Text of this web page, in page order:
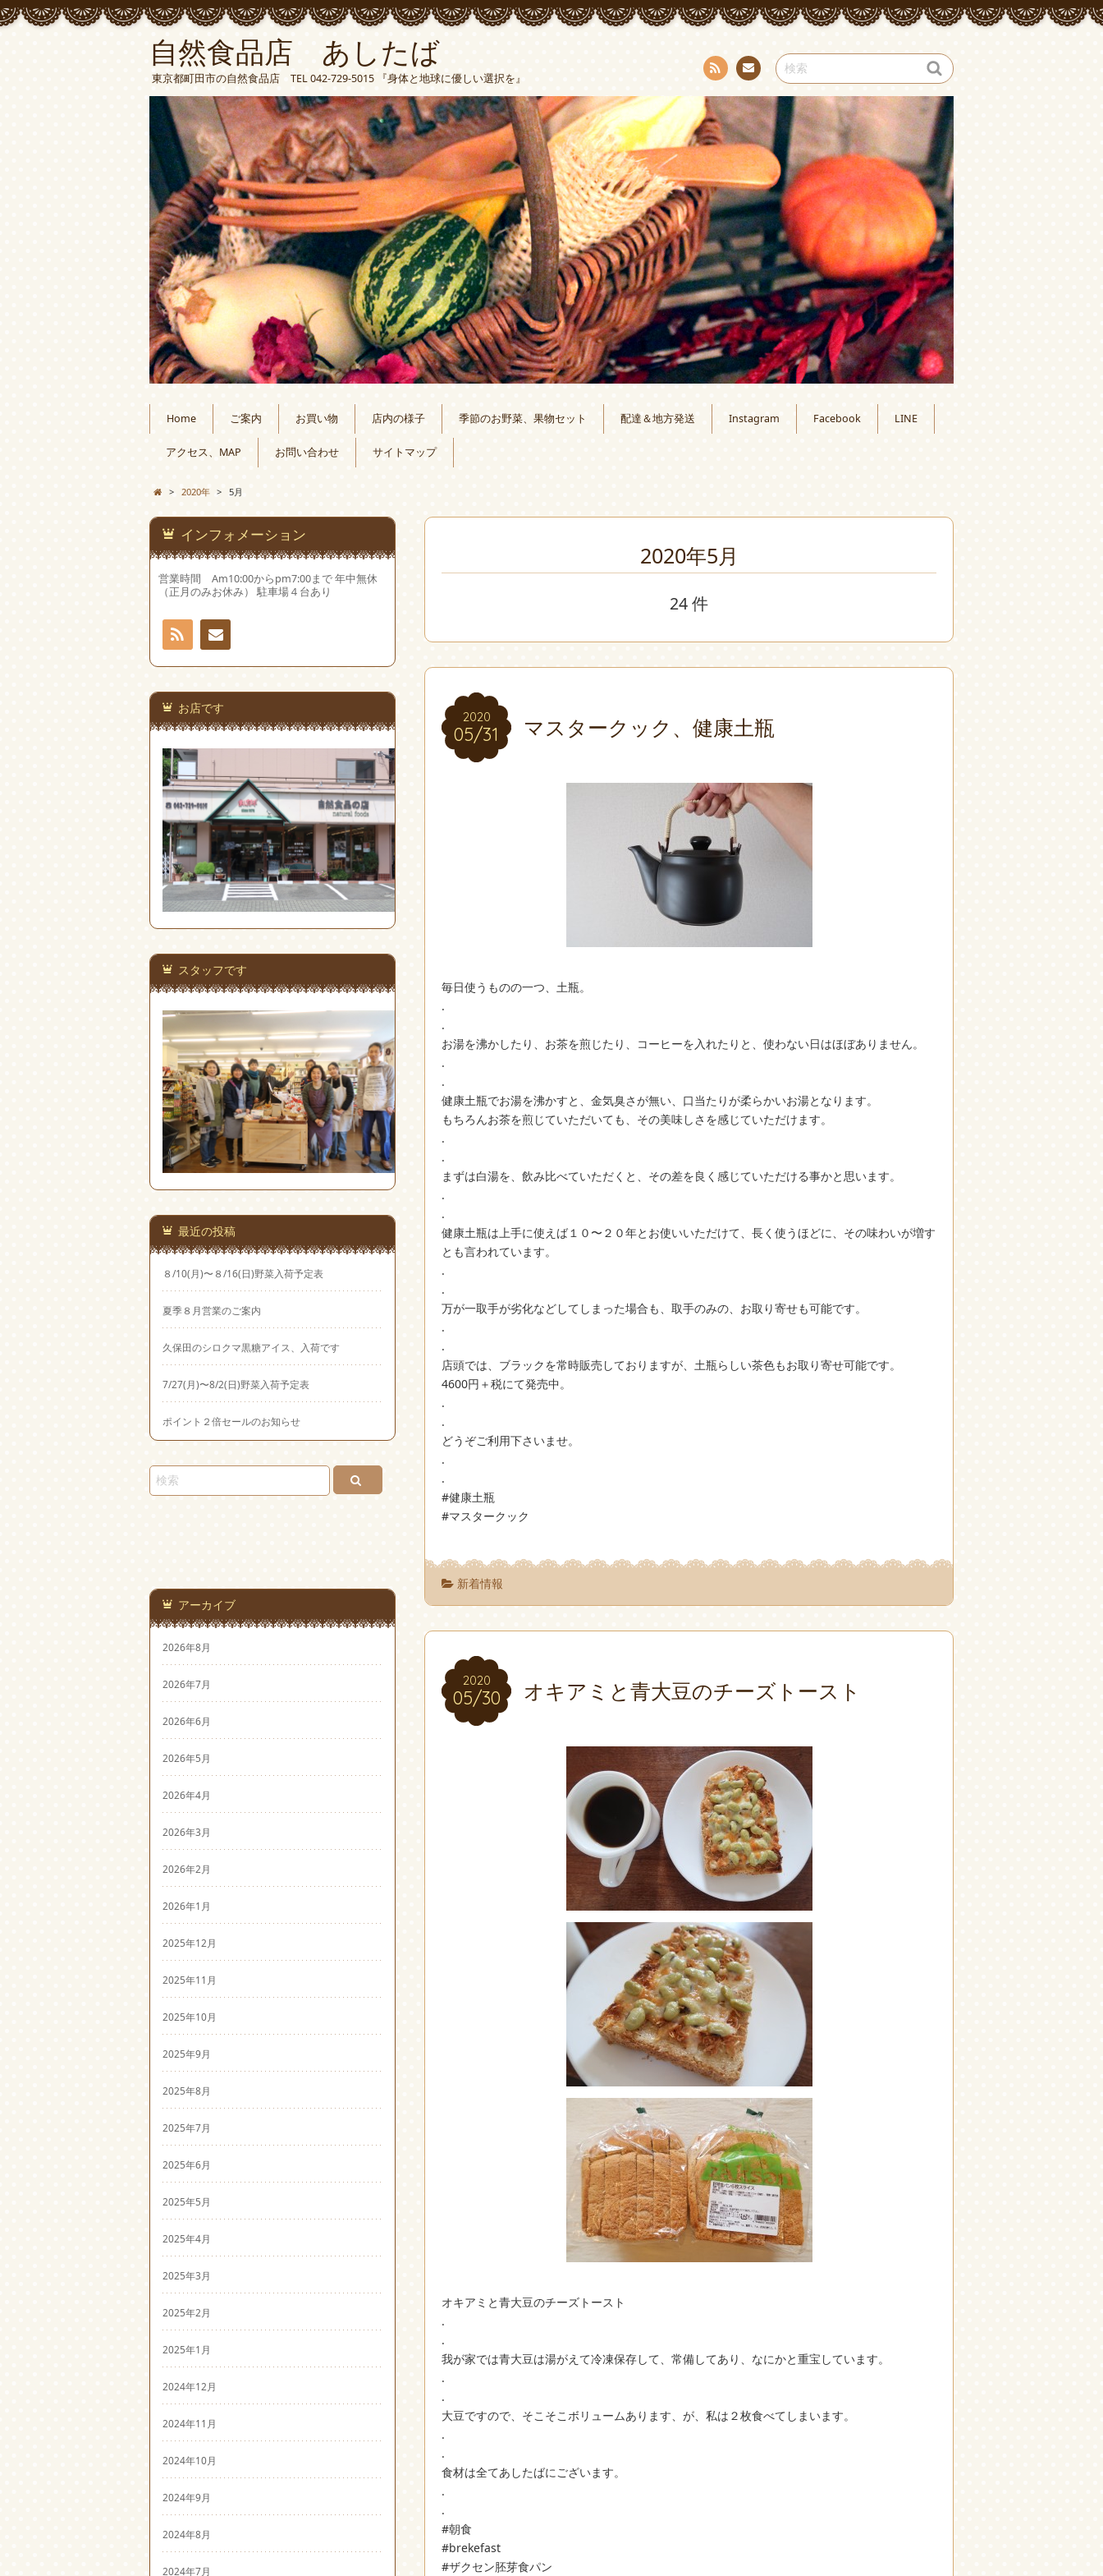
自然食品店 あしたば
東京都町田市の自然食品店 TEL 042-729-5015 『身体と地球に優しい選択を』
RSS
い合
わせ
Home ご案内 お買い物 店内の様子 季節のお野菜、果物セット 配達＆地方発送 Instagram Facebook LINE
アクセス、MAP お問い合わせ サイトマップ
> 2020年 > 5月
2020年5月
24 件
2020
05/31
2020
05/31 マスタークック、健康土瓶
毎日使うものの一つ、土瓶。
.
.
お湯を沸かしたり、お茶を煎じたり、コーヒーを入れたりと、使わない日はほぼありません。
.
.
健康土瓶でお湯を沸かすと、金気臭さが無い、口当たりが柔らかいお湯となります。
もちろんお茶を煎じていただいても、その美味しさを感じていただけます。
.
.
まずは白湯を、飲み比べていただくと、その差を良く感じていただける事かと思います。
.
.
健康土瓶は上手に使えば１０〜２０年とお使いいただけて、長く使うほどに、その味わいが増す
とも言われています。
.
.
万が一取手が劣化などしてしまった場合も、取手のみの、お取り寄せも可能です。
.
.
店頭では、ブラックを常時販売しておりますが、土瓶らしい茶色もお取り寄せ可能です。
4600円＋税にて発売中。
.
.
どうぞご利用下さいませ。
.
.
#健康土瓶
#マスタークック
新着情報
2020
05/30
2020
05/30 オキアミと青大豆のチーズトースト
オキアミと青大豆のチーズトースト
.
.
我が家では青大豆は湯がえて冷凍保存して、常備してあり、なにかと重宝しています。
.
.
大豆ですので、そこそこボリュームあります、が、私は２枚食べてしまいます。
.
.
食材は全てあしたばにございます。
.
.
#朝食
#brekefast
#ザクセン胚芽食パン
インフォメーション
営業時間 Am10:00からpm7:00まで 年中無休
（正月のみお休み） 駐車場４台あり
お問
い合
わせ
お店です
スタッフです
最近の投稿
８/10(月)〜８/16(日)野菜入荷予定表
夏季８月営業のご案内
久保田のシロクマ黒糖アイス、入荷です
7/27(月)〜8/2(日)野菜入荷予定表
ポイント２倍セールのお知らせ
アーカイブ
2026年8月
2026年7月
2026年6月
2026年5月
2026年4月
2026年3月
2026年2月
2026年1月
2025年12月
2025年11月
2025年10月
2025年9月
2025年8月
2025年7月
2025年6月
2025年5月
2025年4月
2025年3月
2025年2月
2025年1月
2024年12月
2024年11月
2024年10月
2024年9月
2024年8月
2024年7月